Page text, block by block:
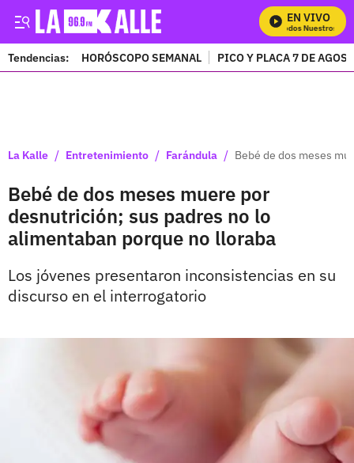
EN VIVO
Mira Todos Nuestros
Tendencias: HORÓSCOPO SEMANAL PICO Y PLACA 7 DE
La Kalle / Entretenimiento / Farándula / Bebé de dos meses
Bebé de dos meses muere por
desnutrición; sus padres no lo
alimentaban porque no lloraba
Los jóvenes presentaron inconsistencias en su
discurso en el interrogatorio